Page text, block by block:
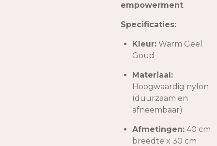
empowerment.
Specificaties:
Kleur: Warm Geel
Goud
Materiaal:
Hoogwaardig nylon
(duurzaam en
afneembaar)
Afmetingen: 40 cm
breedte x 30 cm